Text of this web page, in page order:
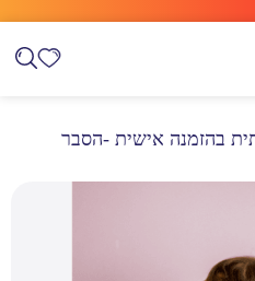
בהזמנה אישית -הסבר